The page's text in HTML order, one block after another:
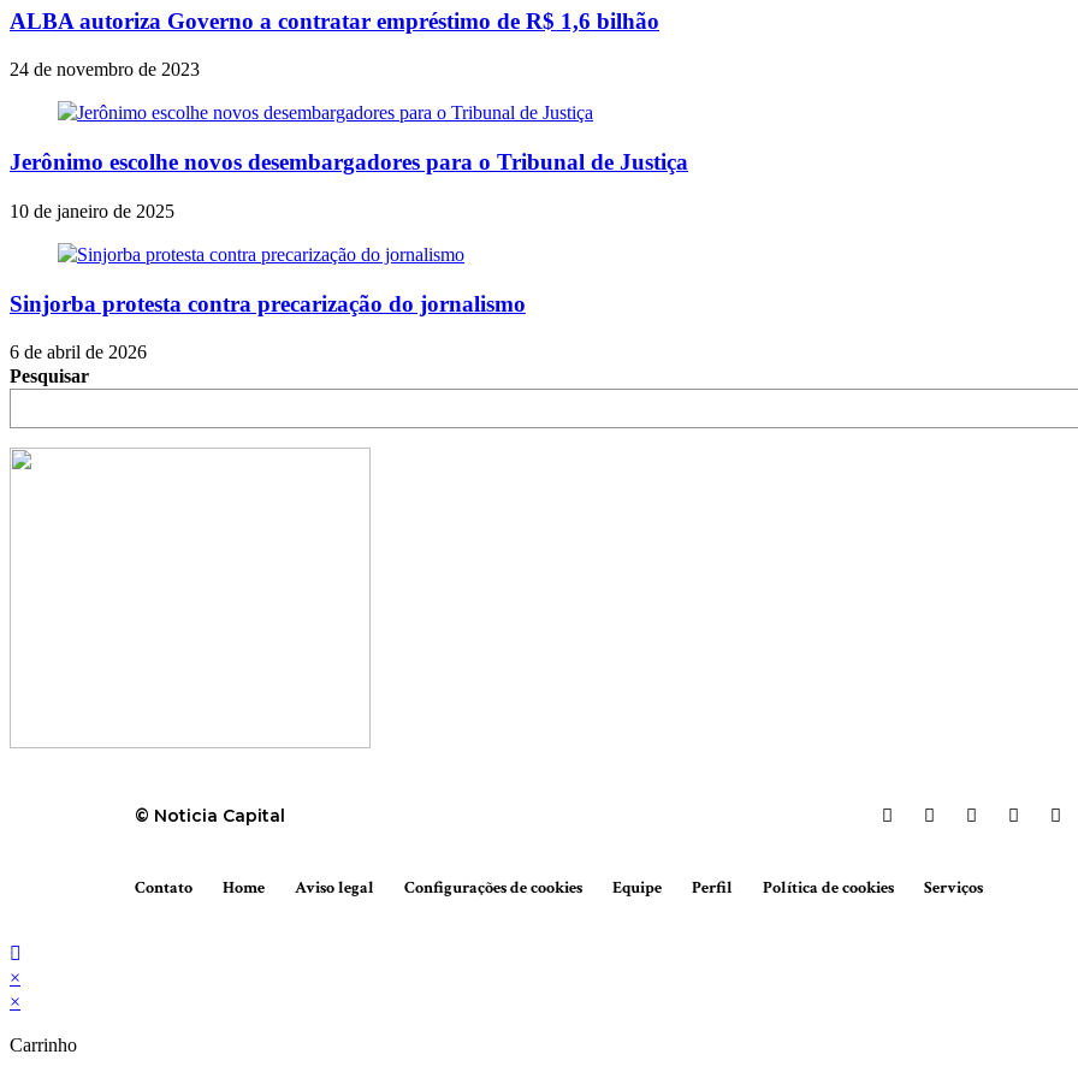
ALBA autoriza Governo a contratar empréstimo de R$ 1,6 bilhão
24 de novembro de 2023
Jerônimo escolhe novos desembargadores para o Tribunal de Justiça
10 de janeiro de 2025
Sinjorba protesta contra precarização do jornalismo
6 de abril de 2026
Pesquisar
© Noticia Capital
Contato Home Aviso legal Configurações de cookies Equipe Perfil Política de cookies Serviços
×
×
Carrinho